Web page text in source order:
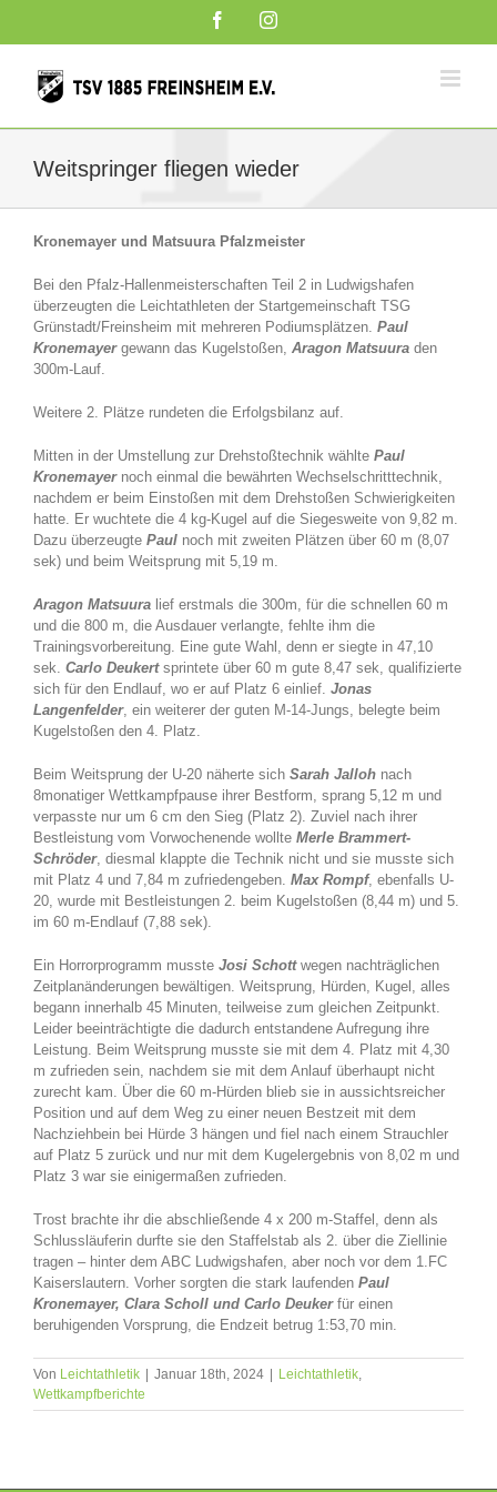
FacebookInstagram
Weitspringer fliegen wieder
Kronemayer und Matsuura Pfalzmeister
Bei den Pfalz-Hallenmeisterschaften Teil 2 in Ludwigshafen
überzeugten die Leichtathleten der Startgemeinschaft TSG
Grünstadt/Freinsheim mit mehreren Podiumsplätzen. Paul
Kronemayergewann das Kugelstoßen, Aragon Matsuura den
300m-Lauf.
Weitere 2. Plätze rundeten die Erfolgsbilanz auf.
Mitten in der Umstellung zur Drehstoßtechnik wählte Paul
Kronemayernoch einmal die bewährten Wechselschritttechnik,
nachdem er beim Einstoßen mit dem Drehstoßen Schwierigkeiten
hatte. Er wuchtete die 4 kg-Kugel auf die Siegesweite von 9,82 m.
Dazu überzeugte Paul noch mit zweiten Plätzen über 60 m (8,07
sek) und beim Weitsprung mit 5,19 m.
Aragon Matsuura lief erstmals die 300m, für die schnellen 60 m
und die 800 m, die Ausdauer verlangte, fehlte ihm die
Trainingsvorbereitung. Eine gute Wahl, denn er siegte in 47,10
sek. Carlo Deukertsprintete über 60 m gute 8,47 sek, qualifizierte
sich für den Endlauf, wo er auf Platz 6 einlief. Jonas
Langenfelder, ein weiterer der guten M-14-Jungs, belegte beim
Kugelstoßen den 4. Platz.
Beim Weitsprung der U-20 näherte sich Sarah Jalloh nach
8monatiger Wettkampfpause ihrer Bestform, sprang 5,12 m und
verpasste nur um 6 cm den Sieg (Platz 2). Zuviel nach ihrer
Bestleistung vom Vorwochenende wollte Merle Brammert-
Schröder, diesmal klappte die Technik nicht und sie musste sich
mit Platz 4 und 7,84 m zufriedengeben. Max Rompf, ebenfalls U-
20, wurde mit Bestleistungen 2. beim Kugelstoßen (8,44 m) und 5.
im 60 m-Endlauf (7,88 sek).
Ein Horrorprogramm musste Josi Schottwegen nachträglichen
Zeitplanänderungen bewältigen. Weitsprung, Hürden, Kugel, alles
begann innerhalb 45 Minuten, teilweise zum gleichen Zeitpunkt.
Leider beeinträchtigte die dadurch entstandene Aufregung ihre
Leistung. Beim Weitsprung musste sie mit dem 4. Platz mit 4,30
m zufrieden sein, nachdem sie mit dem Anlauf überhaupt nicht
zurecht kam. Über die 60 m-Hürden blieb sie in aussichtsreicher
Position und auf dem Weg zu einer neuen Bestzeit mit dem
Nachziehbein bei Hürde 3 hängen und fiel nach einem Strauchler
auf Platz 5 zurück und nur mit dem Kugelergebnis von 8,02 m und
Platz 3 war sie einigermaßen zufrieden.
Trost brachte ihr die abschließende 4 x 200 m-Staffel, denn als
Schlussläuferin durfte sie den Staffelstab als 2. über die Ziellinie
tragen – hinter dem ABC Ludwigshafen, aber noch vor dem 1.FC
Kaiserslautern. Vorher sorgten die stark laufenden Paul
Kronemayer, Clara Scholl und Carlo Deukerfür einen
beruhigenden Vorsprung, die Endzeit betrug 1:53,70 min.
Von Leichtathletik Januar 18th, 2024 Leichtathletik,
Wettkampfberichte